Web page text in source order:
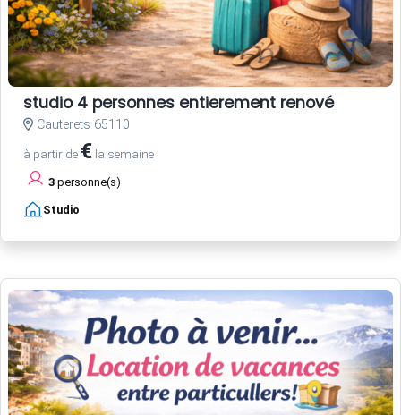
studio 4 personnes entierement renové
Cauterets 65110
à partir de € la semaine
3 personne(s)
Studio